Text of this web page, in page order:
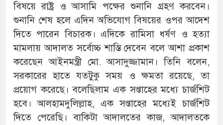
বিষয়ে রাষ্ট্র ও আসামি পক্ষের শুনানি গ্রহণ করবেন।
শুনানি শেষ হলে এদিন অভিযোগ বিষয়ের ওপর আদেশ
দিতে পারেন বিচারক। এদিকে রামিসা ধর্ষণ ও হত্যা
মামলায় আদালত সর্বোচ্চ শাস্তি দেবেন বলে আশা প্রকাশ
করেছেন আইনমন্ত্রী মো. আসাদুজ্জামান। তিনি বলেন,
সরকারের হাতে যতটুকু সময় ও ক্ষমতা রয়েছে, তা
প্রয়োগ করেছে। বলেছিলাম এক সপ্তাহের মধ্যে চার্জশিট
হবে। আলহামদুলিল্লাহ, এক সপ্তাহের মধ্যেই চার্জশিট
দিতে পেরেছি। বাকিটা আদালতের কাজ, আদালতকে